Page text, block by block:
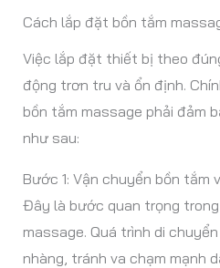
Cách lắp đặt bồn tắm
Việc lắp đặt thiết bị theo
động trơn tru và ổn định.
bồn tắm massage phải đảm
như sau:
Bước 1: Vận chuyển bồn tắm
Đây là bước quan trọng
massage. Quá trình di
nhàng, tránh va chạm mạnh